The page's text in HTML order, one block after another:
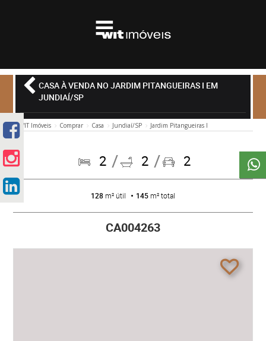
CASA À VENDA NO JARDIM PITANGUEIRAS I EM
JUNDIAÍ/SP
WIT Imóveis Comprar Casa Jundiaí/SP Jardim Pitangueiras I
2 2 2
128m² útil 145m² total
CA004263